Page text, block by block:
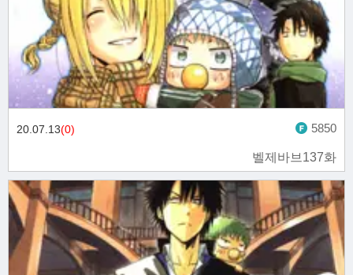
벨제바브137화
20.07.13(0) 5850